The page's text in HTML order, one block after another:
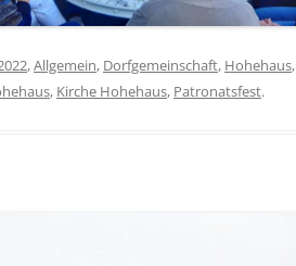
,Allgemein, Dorfgemeinschaft, Hohehaus,
, Kirche Hohehaus, Patronatsfest.